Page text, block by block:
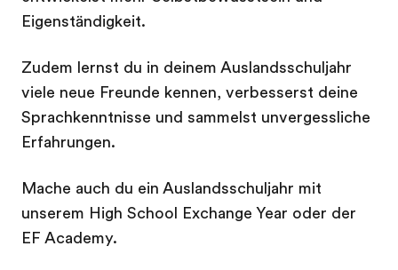
Eigenständigkeit.
Zudem lernst du in deinem Auslandsschuljahr
viele neue Freunde kennen, verbesserst deine
Sprachkenntnisse und sammelst unvergessliche
Erfahrungen.
Mache auch du ein Auslandsschuljahr mit
unserem High School Exchange Year oder der
EF Academy.